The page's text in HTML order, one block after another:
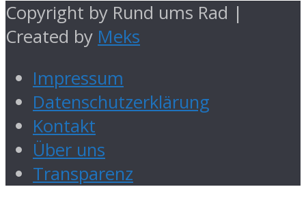
Copyright by Rund ums Rad |
Created by Meks
Impressum
Datenschutzerklärung
Kontakt
Über uns
Transparenz